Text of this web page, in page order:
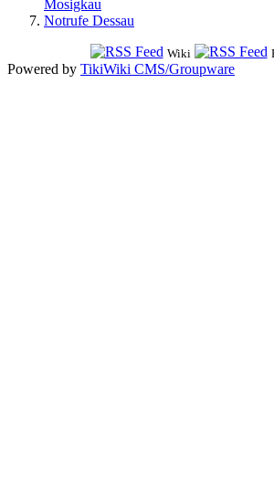
Mosigkau
Notrufe Dessau
Wiki
Powered by TikiWiki CMS/Groupware